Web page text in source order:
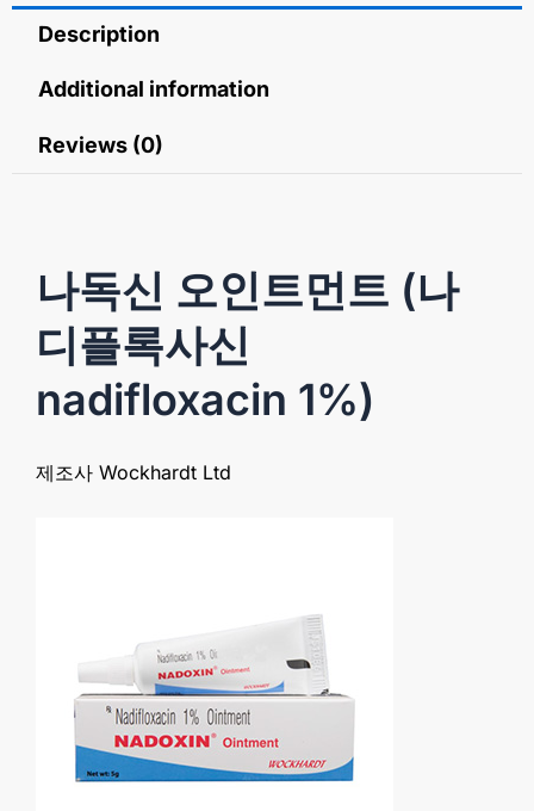
플
nadifloxacin
quantity
Description
Additional information
Reviews (0)
나독신 오인트먼트 (나
디플록사신
nadifloxacin 1%)
제조사 Wockhardt Ltd